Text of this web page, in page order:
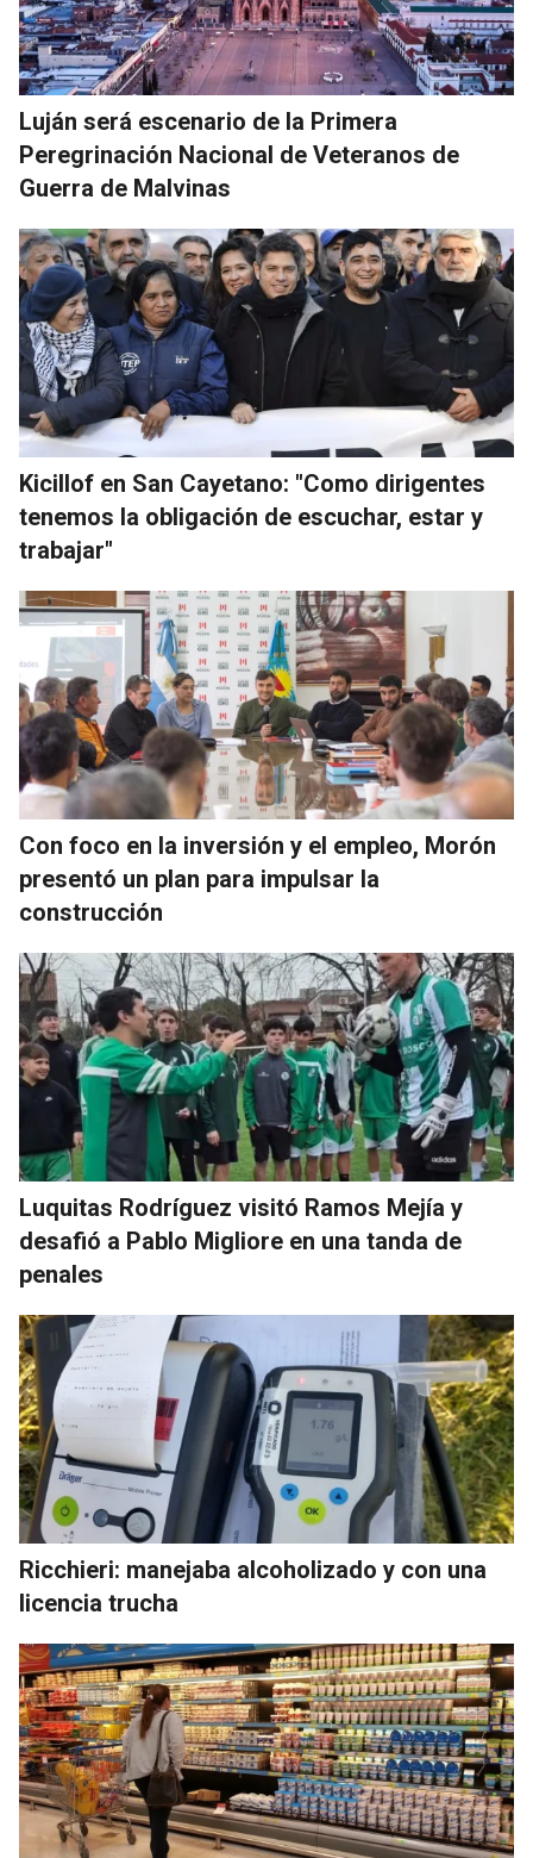
Luján será escenario de la Primera
Peregrinación Nacional de Veteranos de
Guerra de Malvinas
Kicillof en San Cayetano: "Como dirigentes
tenemos la obligación de escuchar, estar y
trabajar"
Con foco en la inversión y el empleo, Morón
presentó un plan para impulsar la
construcción
Luquitas Rodríguez visitó Ramos Mejía y
desafió a Pablo Migliore en una tanda de
penales
Ricchieri: manejaba alcoholizado y con una
licencia trucha